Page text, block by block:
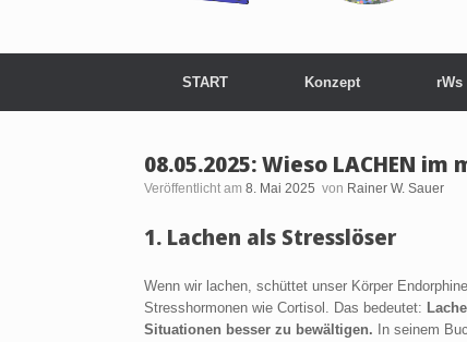
START Konzept rWs
08.05.2025: Wieso LACHEN
Veröffentlicht am 8. Mai 2025 von Rainer W. Sauer
1. Lachen als Stresslöser
Wenn wir lachen, schüttet unser Körper
Stresshormonen wie Cortisol. Das bedeutet:
Situationen besser zu bewältigen. In seinem